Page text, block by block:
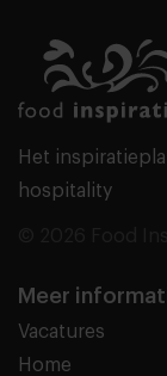
Het
hospitality
Meer
Vacatures
Home